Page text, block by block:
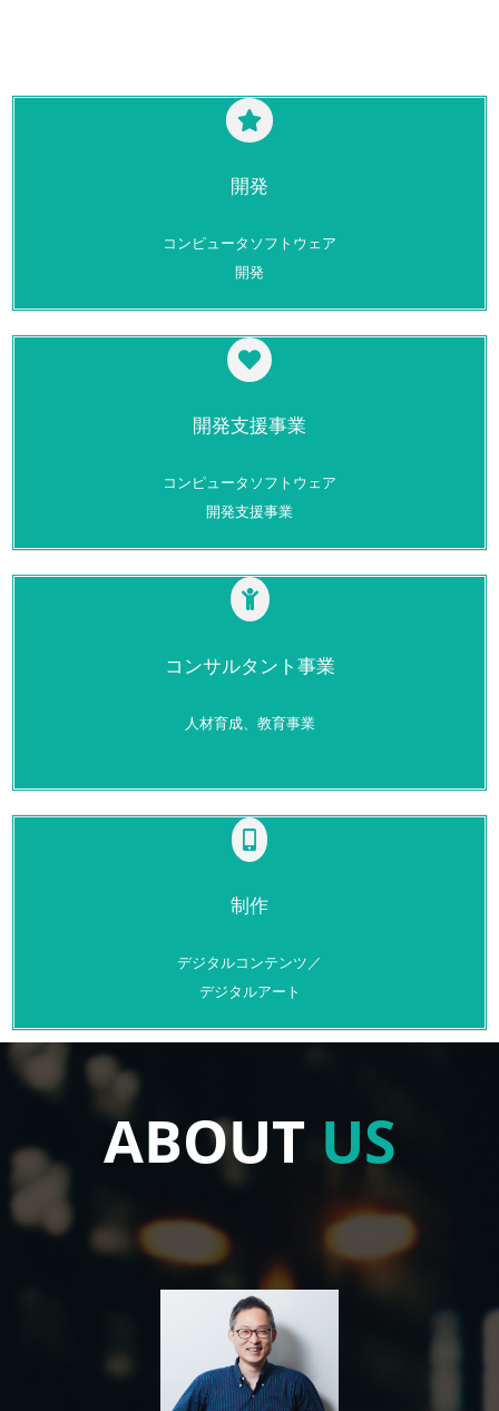
開発
コンピュータソフトウェア
開発
開発支援事業
コンピュータソフトウェア
開発支援事業
コンサルタント事業
人材育成、教育事業
制作
デジタルコンテンツ／
デジタルアート
ABOUT US